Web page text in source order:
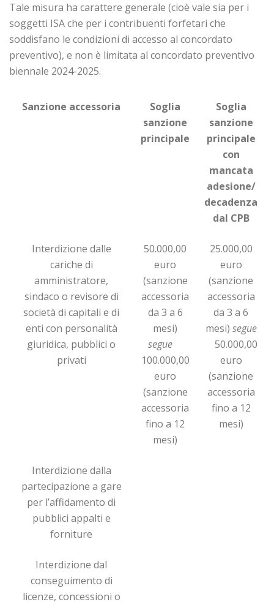
Tale misura ha carattere generale (cioè vale sia per i
soggetti ISA che per i contribuenti forfetari che
soddisfano le condizioni di accesso al concordato
preventivo), e non è limitata al concordato preventivo
biennale 2024-2025.
Sanzione accessoria
Soglia
sanzione
principale
Soglia
sanzione
principale
con
mancata
adesione/
decadenza
dal CPB
Interdizione dalle
cariche di
amministratore,
sindaco o revisore di
società di capitali e di
enti con personalità
giuridica, pubblici o
privati
50.000,00
euro
(sanzione
accessoria
da 3 a 6
mesi)
segue
100.000,00
euro
(sanzione
accessoria
fino a 12
mesi)
25.000,00
euro
(sanzione
accessoria
da 3 a 6
mesi) segue
50.000,00
euro
(sanzione
accessoria
fino a 12
mesi)
Interdizione dalla
partecipazione a gare
per l’affidamento di
pubblici appalti e
forniture
Interdizione dal
conseguimento di
licenze, concessioni o